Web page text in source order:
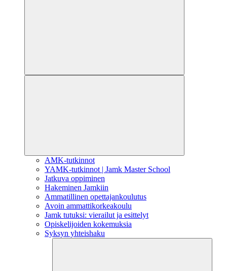
AMK-tutkinnot
YAMK-tutkinnot | Jamk Master School
Jatkuva oppiminen
Hakeminen Jamkiin
Ammatillinen opettajankoulutus
Avoin ammattikorkeakoulu
Jamk tutuksi: vierailut ja esittelyt
Opiskelijoiden kokemuksia
Syksyn yhteishaku